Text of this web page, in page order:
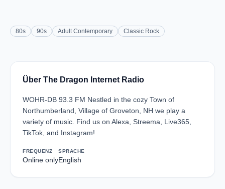
80s 90s Adult Contemporary Classic Rock
Über The Dragon Internet Radio
WOHR-DB 93.3 FM Nestled in the cozy Town of
Northumberland, Village of Groveton, NH we play a
variety of music. Find us on Alexa, Streema, Live365,
TikTok, and Instagram!
FREQUENZ
Online only
SPRACHE
English